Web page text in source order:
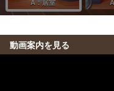
動画案内を見る